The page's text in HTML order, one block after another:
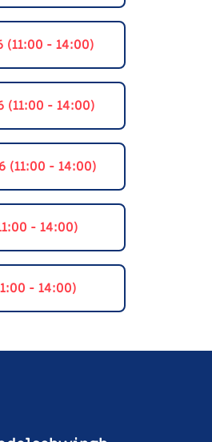
(11:00 - 14:00)
(11:00 - 14:00)
(11:00 - 14:00)
- 14:00)
- 14:00)